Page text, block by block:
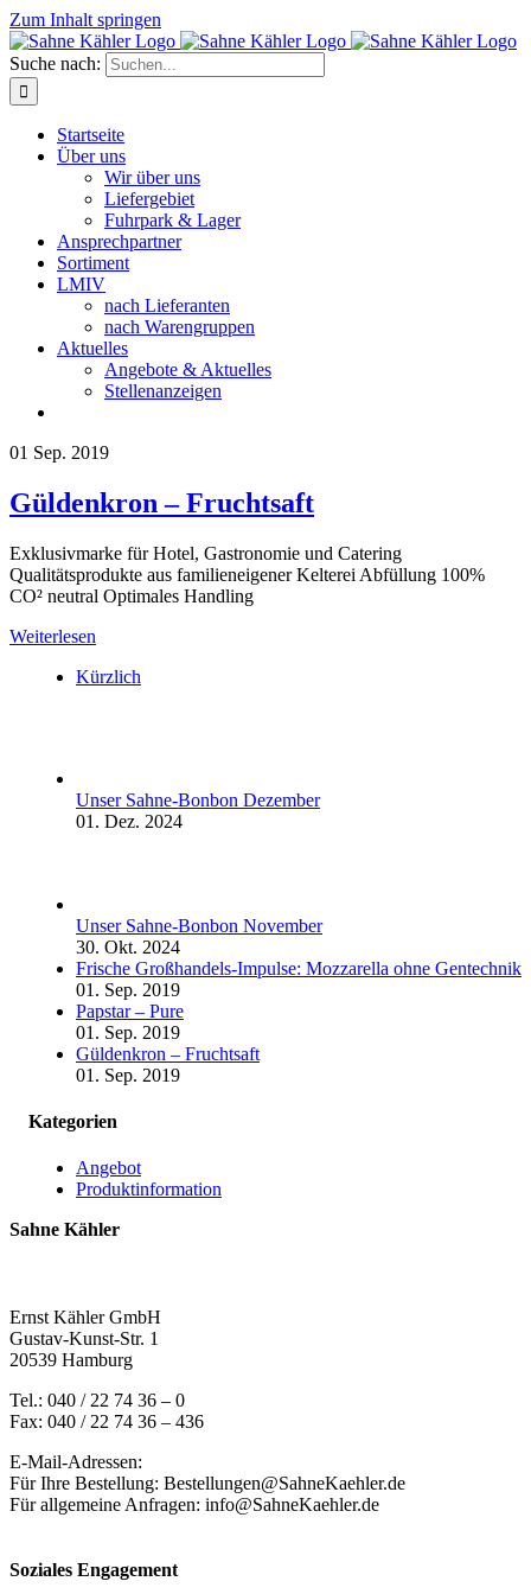
Zum Inhalt springen
Suche nach:
Startseite
Über uns
Wir über uns
Liefergebiet
Fuhrpark & Lager
Ansprechpartner
Sortiment
LMIV
nach Lieferanten
nach Warengruppen
Aktuelles
Angebote & Aktuelles
Stellenanzeigen
01 Sep. 2019
Güldenkron – Fruchtsaft
Exklusivmarke für Hotel, Gastronomie und Catering
Qualitätsprodukte aus familieneigener Kelterei Abfüllung 100%
CO² neutral Optimales Handling
Weiterlesen
Kürzlich
Unser Sahne-Bonbon Dezember
01. Dez. 2024
Unser Sahne-Bonbon November
30. Okt. 2024
Frische Großhandels-Impulse: Mozzarella ohne Gentechnik
01. Sep. 2019
Papstar – Pure
01. Sep. 2019
Güldenkron – Fruchtsaft
01. Sep. 2019
Kategorien
Angebot
Produktinformation
Sahne Kähler
Ernst Kähler GmbH
Gustav-Kunst-Str. 1
20539 Hamburg
Tel.: 040 / 22 74 36 – 0
Fax: 040 / 22 74 36 – 436
E-Mail-Adressen:
Für Ihre Bestellung: Bestellungen@SahneKaehler.de
Für allgemeine Anfragen: info@SahneKaehler.de
Soziales Engagement